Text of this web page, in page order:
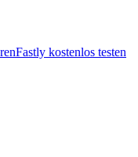
Fastly kostenlos testen